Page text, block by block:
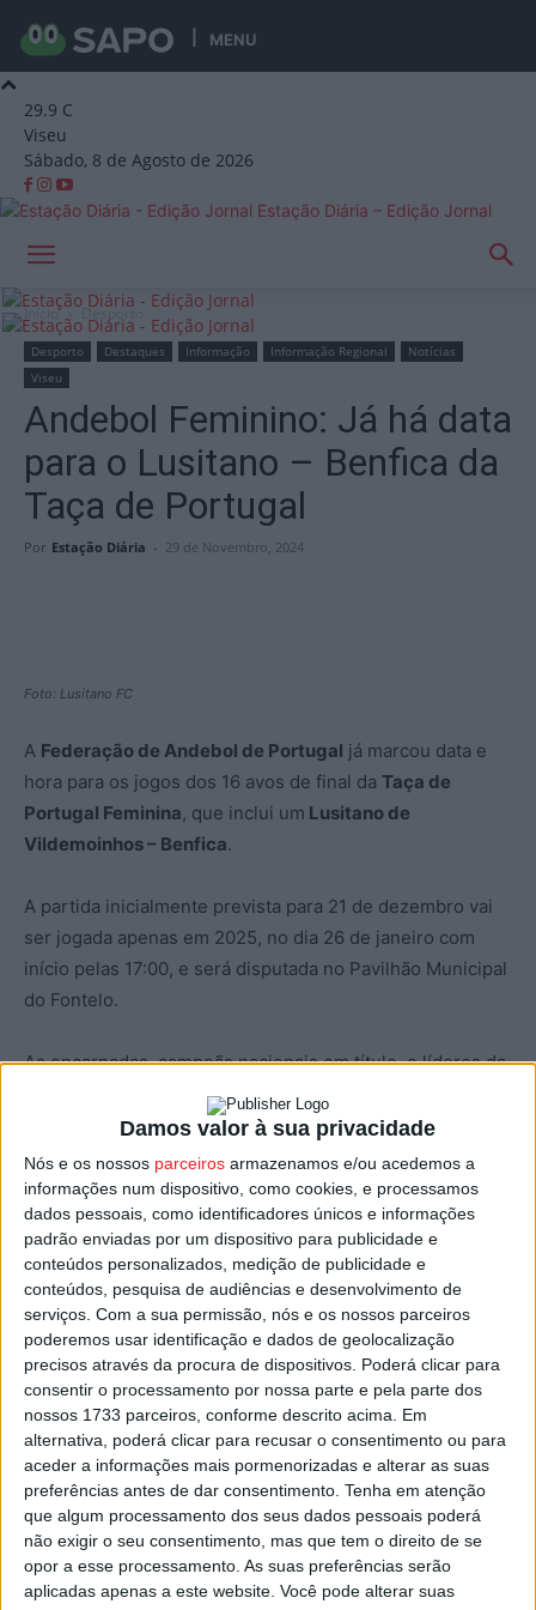
Damos valor à sua privacidade
Nós e os nossos parceiros armazenamos e/ou acedemos a
informações num dispositivo, como cookies, e processamos
dados pessoais, como identificadores únicos e informações
padrão enviadas por um dispositivo para publicidade e
conteúdos personalizados, medição de publicidade e
conteúdos, pesquisa de audiências e desenvolvimento de
serviços. Com a sua permissão, nós e os nossos parceiros
poderemos usar identificação e dados de geolocalização
precisos através da procura de dispositivos. Poderá clicar para
consentir o processamento por nossa parte e pela parte dos
nossos 1733 parceiros, conforme descrito acima. Em
alternativa, poderá clicar para recusar o consentimento ou para
aceder a informações mais pormenorizadas e alterar as suas
preferências antes de dar consentimento. Tenha em atenção
que algum processamento dos seus dados pessoais poderá
não exigir o seu consentimento, mas que tem o direito de se
opor a esse processamento. As suas preferências serão
aplicadas apenas a este website. Você pode alterar suas
MENU
29.9 C
Viseu
Sábado, 8 de Agosto de 2026
Estação Diária – Edição Jornal
Início Desporto
Desporto Destaques Informação Informação Regional
Notícias
Viseu
Andebol Feminino: Já há data
para o Lusitano – Benfica da
Taça de Portugal
Por Estação Diária - 29 de Novembro, 2024
Foto: Lusitano FC
A Federação de Andebol de Portugal já marcou data e
hora para os jogos dos 16 avos de final da Taça de
Portugal Feminina, que inclui um Lusitano de
Vildemoinhos – Benfica.
A partida inicialmente prevista para 21 de dezembro vai
ser jogada apenas em 2025, no dia 26 de janeiro com
início pelas 17:00, e será disputada no Pavilhão Municipal
do Fontelo.
As encarnadas, campeãs nacionais em título, e líderes da
I Divisão Nacional com oito vitórias e um empate,
procuram a conquista de um troféu que lhes escapou na
Final da época passada, onde perderam frente ao
Madeira SAD.
Lusitano de Vildemoinhos que este sábado, 30 de
novembro, arranca a participação na
Zona 2
II Divisão
Nacional Feminina de Andebol, com um jogo emSão
Pedro do Sul, frente à equipa B da Academia de
Andebol.
Quanto à Academia de Andebol de São Pedro do Sul, as
sampedrenses viajam até Carnaxide no dia 11 de
dezembro, onde vão defrontar oAssomada , em jogo que
será disputado no Pavilhão Carlos queirós, pelas 20:45.
Esta e outras notícias para ouvir na Estação Diária – 96.8